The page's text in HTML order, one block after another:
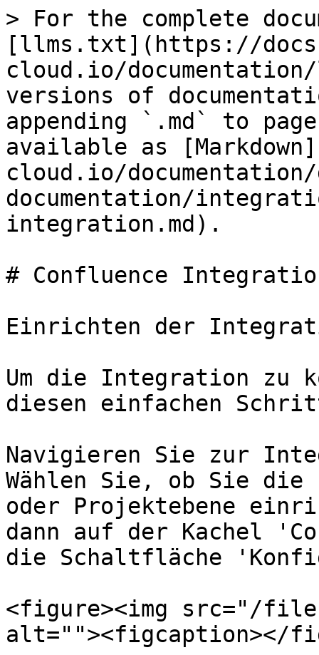
> For the complete
[llms.txt](https://
cloud.io/
versions of
appending `.md` to
available as
cloud.io/
documentation/
integration.md).
# Confluence
Einrichten der
Um die Integration zu
diesen einfachen
Navigieren Sie zur
Wählen Sie, ob Sie
oder Projektebene
dann auf der Kachel
die Schaltfläche
<figure><img src="/files/
alt=""><figcaption></